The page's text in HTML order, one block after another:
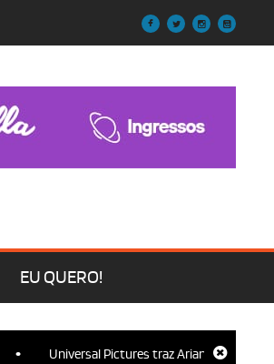
EU QUERO!
Universal Pictures traz Ariana Grande, Cynthia